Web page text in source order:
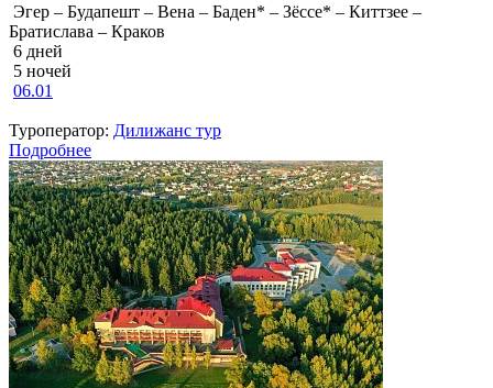
Эгер – Будапешт – Вена – Баден* – Зёссе* – Киттзее –
Братислава – Краков
6 дней
5 ночей
06.01
Туроператор: Дилижанс тур
Подробнее